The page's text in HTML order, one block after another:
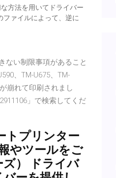
方法を用いてドライバー
ァイルによって、逆に
ない制限事項があること
、TM-U675、TM-
崩れて印刷されまし
」で検索してくだ
トプリンター
やツールをご
） ドライバ